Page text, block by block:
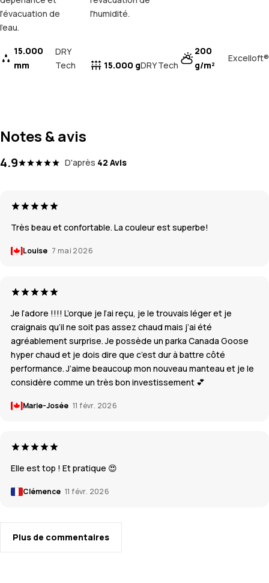
l'évacuation de
l'eau.
15.000
mm
DRY
Tech
l'humidité.
15.000 gDRY Tech
200
g/m²
Excelloft®
Notes & avis
4.9 D'après 42 Avis
Très beau et confortable. La couleur est superbe!
Louise 7 mai 2026
Je l’adore !!!! L’orque je l’ai reçu, je le trouvais léger et je
craignais qu’il ne soit pas assez chaud mais j’ai été
agréablement surprise. Je possède un parka Canada Goose
hyper chaud et je dois dire que c’est dur à battre côté
performance. J’aime beaucoup mon nouveau manteau et je le
considère comme un très bon investissement 💕
Marie-Josée 11 févr. 2026
Elle est top ! Et pratique 😍
Clémence 11 févr. 2026
Plus de commentaires